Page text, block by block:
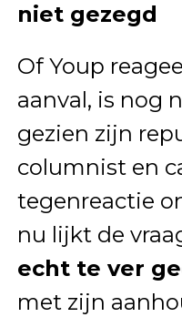
niet gezegd
Of Youp
aanval, is nog
gezien zijn
columnist en
tegenreactie
nu lijkt de
echt te ver
met zijn